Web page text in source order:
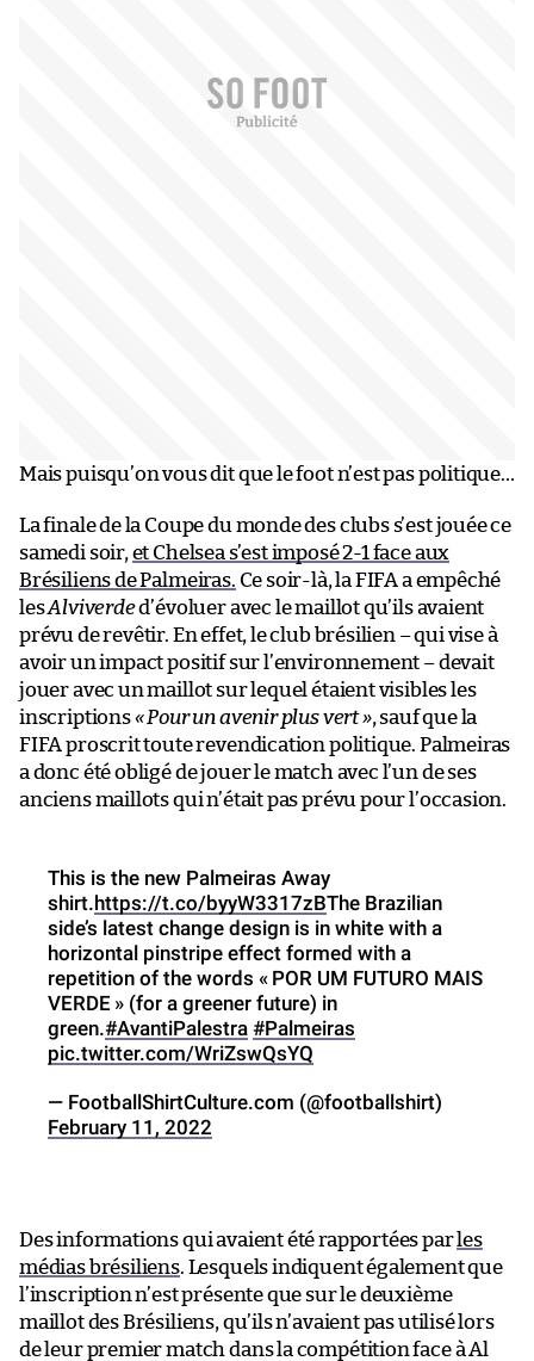
Mais puisqu’on vous dit que le foot n’est pas politique…
La finale de la Coupe du monde des clubs s’est jouée ce
samedi soir, et Chelsea s’est imposé 2-1 face aux
Brésiliens de Palmeiras. Ce soir-là, la FIFA a empêché
lesAlviverded’évoluer avec le maillot qu’ils avaient
prévu de revêtir. En effet, le club brésilien – qui vise à
avoir un impact positif sur l’environnement – devait
jouer avec un maillot sur lequel étaient visibles les
inscriptions« Pour un avenir plus vert », sauf que la
FIFA proscrit toute revendication politique. Palmeiras
a donc été obligé de jouer le match avec l’un de ses
anciens maillots qui n’était pas prévu pour l’occasion.
This is the new Palmeiras Away
shirt.https://t.co/byyW3317zBThe Brazilian
side’s latest change design is in white with a
horizontal pinstripe effect formed with a
repetition of the words « POR UM FUTURO MAIS
VERDE » (for a greener future) in
green.#AvantiPalestra #Palmeiras
pic.twitter.com/WriZswQsYQ
— FootballShirtCulture.com (@footballshirt)
February 11, 2022
Des informations qui avaient été rapportées parles
médias brésiliens. Lesquels indiquent également que
l’inscription n’est présente que sur le deuxième
maillot des Brésiliens, qu’ils n’avaient pas utilisé lors
de leur premier match dans la compétition face à Al